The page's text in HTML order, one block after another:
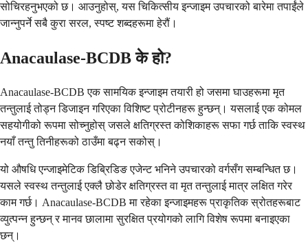
सोचिरहनुभएको छ। आउनुहोस्, यस चिकित्सीय इन्जाइम उपचारको बारेमा तपाईंले
जान्नुपर्ने सबै कुरा सरल, स्पष्ट शब्दहरूमा हेरौं।
Anacaulase-BCDB के हो?
Anacaulase-BCDB एक सामयिक इन्जाइम तयारी हो जसमा घाउहरूमा मृत
तन्तुलाई तोड्न डिजाइन गरिएका विशिष्ट प्रोटीनहरू हुन्छन्। यसलाई एक कोमल
सहयोगीको रूपमा सोच्नुहोस् जसले क्षतिग्रस्त कोशिकाहरू सफा गर्छ ताकि स्वस्थ
नयाँ तन्तु तिनीहरूको ठाउँमा बढ्न सकोस्।
यो औषधि एन्जाइमेटिक डिब्रिडिङ एजेन्ट भनिने उपचारको वर्गसँग सम्बन्धित छ।
यसले स्वस्थ तन्तुलाई एक्लै छोडेर क्षतिग्रस्त वा मृत तन्तुलाई मात्र लक्षित गरेर
काम गर्छ। Anacaulase-BCDB मा रहेका इन्जाइमहरू प्राकृतिक स्रोतहरूबाट
व्युत्पन्न हुन्छन् र मानव छालामा सुरक्षित प्रयोगको लागि विशेष रूपमा बनाइएका
छन्।